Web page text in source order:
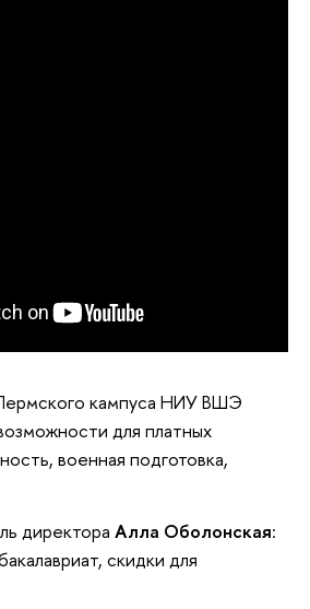
кампуса НИУ ВШЭ
для платных
военная подготовка,
директора Алла Оболонская:
скидки для